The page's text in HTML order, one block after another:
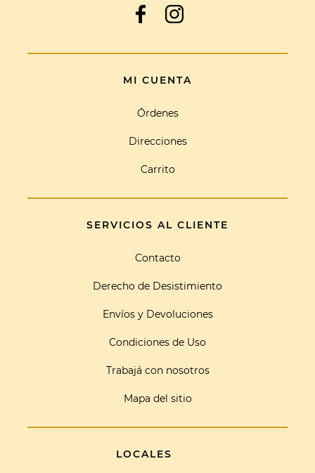
MI CUENTA
Órdenes
Direcciones
Carrito
SERVICIOS AL CLIENTE
Contacto
Derecho de Desistimiento
Envíos y Devoluciones
Condiciones de Uso
Trabajá con nosotros
Mapa del sitio
LOCALES